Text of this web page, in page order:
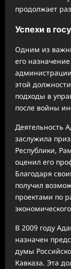
продолжает
Успехи в
Одним из
его
этой
подходы в
после войны
Деятельность
заслужила
Республики,
оценил его
Благодаря
получил
проектами по
В 2009 году
назначен
думы
Кавказа. Эта